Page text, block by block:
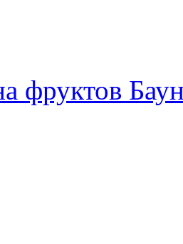
фруктов